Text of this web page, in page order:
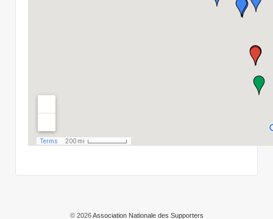
© 2026Association Nationale des Supporters